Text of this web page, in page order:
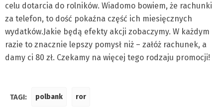
celu dotarcia do rolników. Wiadomo bowiem, że rachunki
za telefon, to dość pokaźna część ich miesięcznych
wydatków.Jakie będą efekty akcji zobaczymy. W każdym
razie to znacznie lepszy pomysł niż – załóż rachunek, a
damy ci 80 zł. Czekamy na więcej tego rodzaju promocji!
TAGI: polbank ror